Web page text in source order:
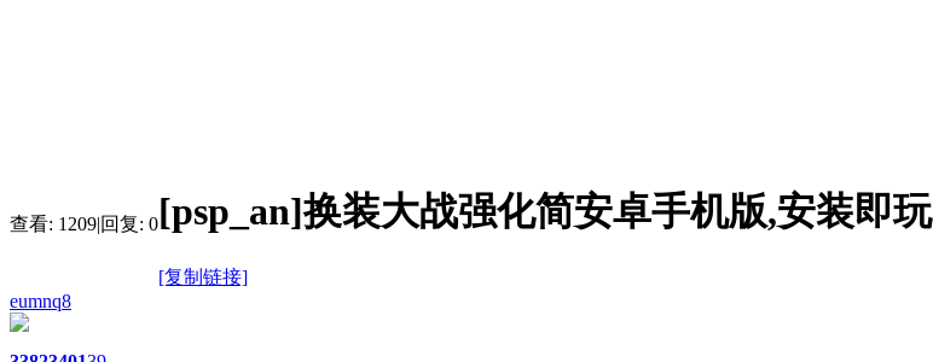
查看: 1209|回复: 0[psp_an]换装大战强化简安卓手机版,安装即玩
[复制链接]
eumnq8